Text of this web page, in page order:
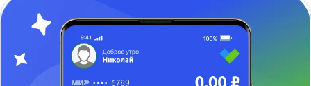
О проекте СМИ о нас Авторы и эксперты
Вакансии
Реклама на сайте
Отписаться